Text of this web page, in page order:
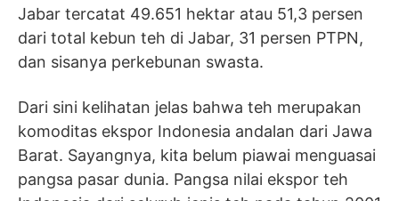
Jabar tercatat 49.651 hektar atau 51,3 persen
dari total kebun teh di Jabar, 31 persen PTPN,
dan sisanya perkebunan swasta.
Dari sini kelihatan jelas bahwa teh merupakan
komoditas ekspor Indonesia andalan dari Jawa
Barat. Sayangnya, kita belum piawai menguasai
pangsa pasar dunia. Pangsa nilai ekspor teh